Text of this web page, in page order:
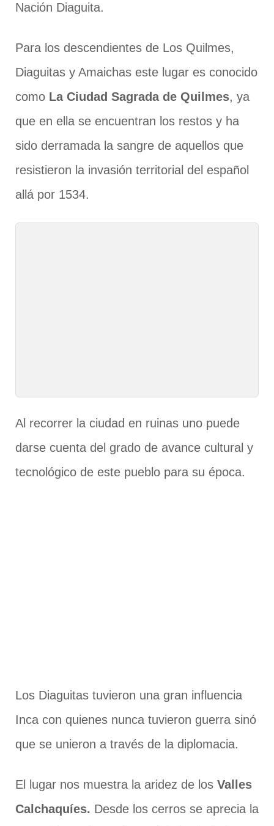
Nación Diaguita.
Para los descendientes de Los Quilmes,
Diaguitas y Amaichas este lugar es conocido
como La Ciudad Sagrada de Quilmes, ya
que en ella se encuentran los restos y ha
sido derramada la sangre de aquellos que
resistieron la invasión territorial del español
allá por 1534.
Al recorrer la ciudad en ruinas uno puede
darse cuenta del grado de avance cultural y
tecnológico de este pueblo para su época.
Los Diaguitas tuvieron una gran influencia
Inca con quienes nunca tuvieron guerra sinó
que se unieron a través de la diplomacia.
El lugar nos muestra la aridez de los Valles
Calchaquíes. Desde los cerros se aprecia la